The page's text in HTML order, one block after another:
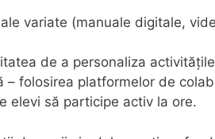
variate (manuale digitale,
de a personaliza
– folosirea platformelor de
elevi să participe activ la ore.